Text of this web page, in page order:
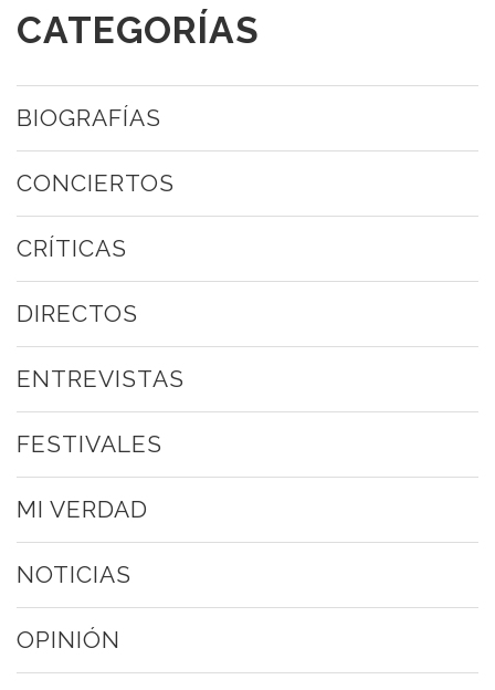
CATEGORÍAS
BIOGRAFÍAS
CONCIERTOS
CRÍTICAS
DIRECTOS
ENTREVISTAS
FESTIVALES
MI VERDAD
NOTICIAS
OPINIÓN